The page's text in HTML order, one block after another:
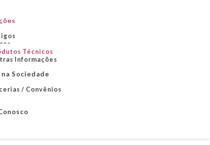
Técnicos
Informações
Sociedade
/ Convênios